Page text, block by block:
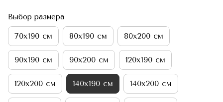
Выбор размера
70х190 см 80х190 см 80х200 см
90х190 см 90х200 см 120х190 см
120х200 см 140х190 см 140х200 см